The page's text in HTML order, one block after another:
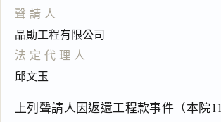
聲請人
品勛工程有限公司
法定代理人
邱文玉
上列聲請人因返還工程款事件（本院